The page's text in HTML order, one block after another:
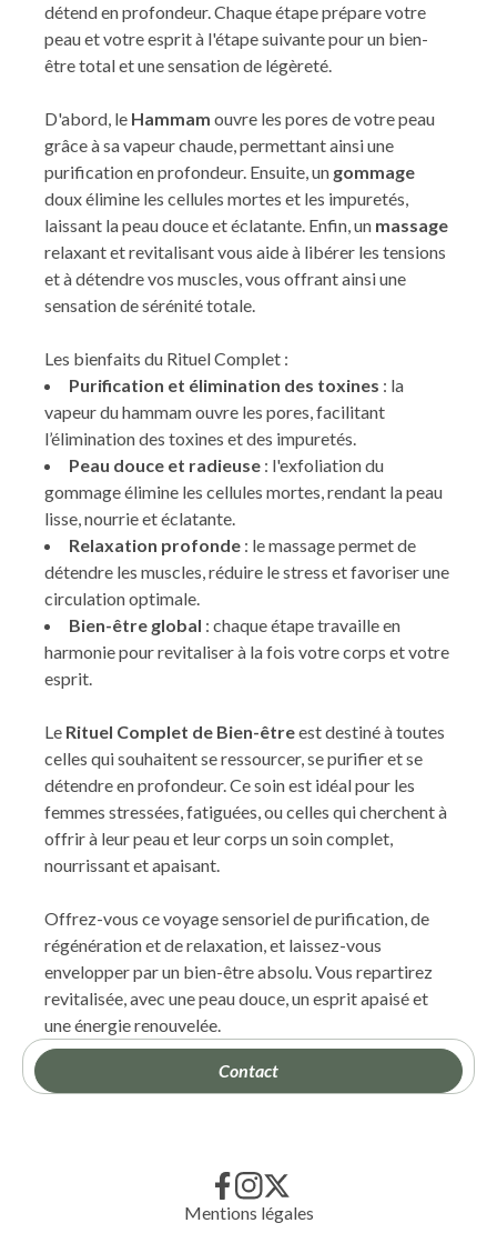
Contact
détend en profondeur. Chaque étape prépare votre
peau et votre esprit à l'étape suivante pour un bien-
être total et une sensation de légèreté.
D'abord, le Hammam ouvre les pores de votre peau
grâce à sa vapeur chaude, permettant ainsi une
purification en profondeur. Ensuite, un gommage
doux élimine les cellules mortes et les impuretés,
laissant la peau douce et éclatante. Enfin, un massage
relaxant et revitalisant vous aide à libérer les tensions
et à détendre vos muscles, vous offrant ainsi une
sensation de sérénité totale.
Les bienfaits du Rituel Complet :
Purification et élimination des toxines : la
vapeur du hammam ouvre les pores, facilitant
l’élimination des toxines et des impuretés.
Peau douce et radieuse : l'exfoliation du
gommage élimine les cellules mortes, rendant la peau
lisse, nourrie et éclatante.
Relaxation profonde : le massage permet de
détendre les muscles, réduire le stress et favoriser une
circulation optimale.
Bien-être global : chaque étape travaille en
harmonie pour revitaliser à la fois votre corps et votre
esprit.
Le Rituel Complet de Bien-êtreest destiné à toutes
celles qui souhaitent se ressourcer, se purifier et se
détendre en profondeur. Ce soin est idéal pour les
femmes stressées, fatiguées, ou celles qui cherchent à
offrir à leur peau et leur corps un soin complet,
nourrissant et apaisant.
Offrez-vous ce voyage sensoriel de purification, de
régénération et de relaxation, et laissez-vous
envelopper par un bien-être absolu. Vous repartirez
revitalisée, avec une peau douce, un esprit apaisé et
une énergie renouvelée.
Mentions légales